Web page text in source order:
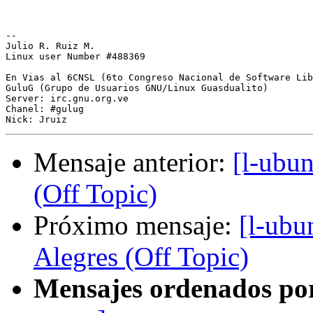
--
Julio R. Ruiz M.
Linux user Number #488369
En Vias al 6CNSL (6to Congreso Nacional de Software
GuluG (Grupo de Usuarios GNU/Linux Guasdualito)
Server: irc.gnu.org.ve
Chanel: #gulug
Mensaje anterior: [l-
(Off Topic)
Próximo mensaje: [l-
Alegres (Off Topic)
Mensajes ordenados